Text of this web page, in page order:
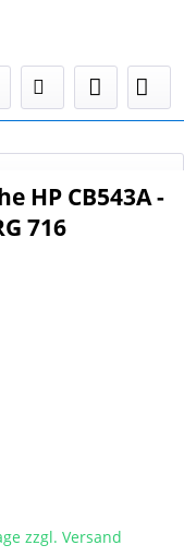
HP CB543A -
716
zzgl. Versand